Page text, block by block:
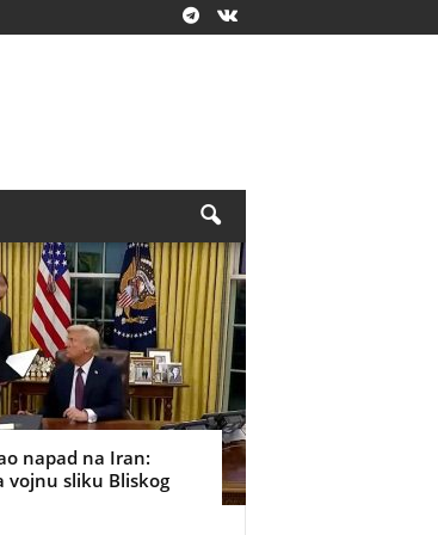
napad na Iran:
vojnu sliku Bliskog